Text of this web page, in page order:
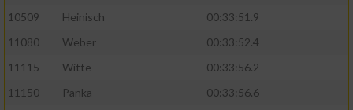
10509
Heinisch
00:33:51.9
11080
Weber
00:33:52.4
11115
Witte
00:33:56.2
11150
Panka
00:33:56.6